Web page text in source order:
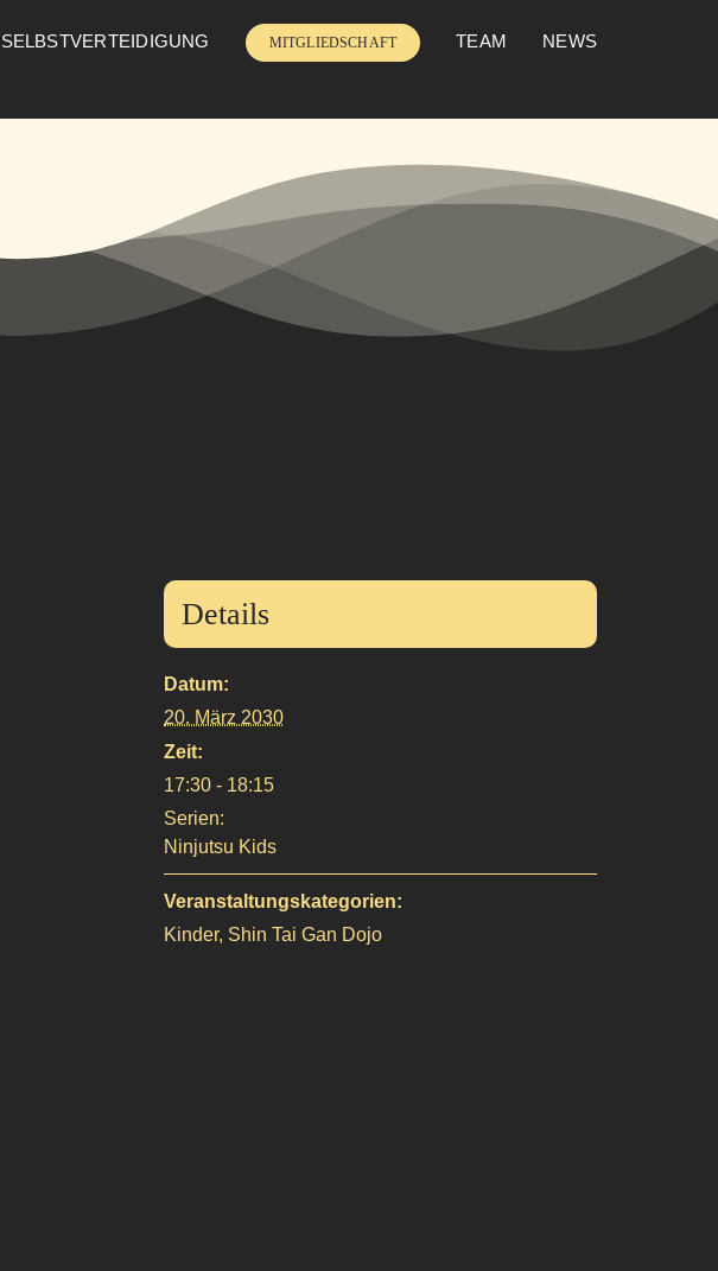
SELBSTVERTEIDIGUNG MITGLIEDSCHAFT TEAM NEWS
Details
Datum:
20. März 2030
Zeit:
17:30 - 18:15
Serien:
Ninjutsu Kids
Veranstaltungskategorien:
Kinder, Shin Tai Gan Dojo